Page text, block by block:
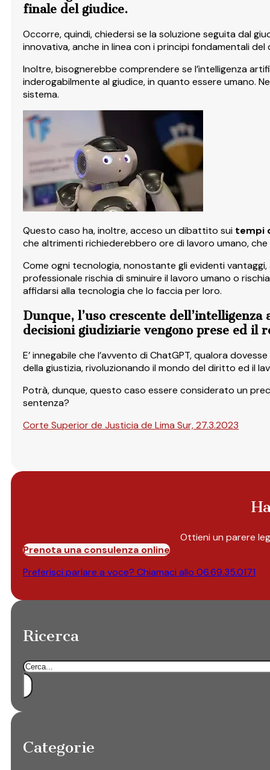
finale del giudice.
Occorre, quindi, chiedersi se la soluzione seguita dal
innovativa, anche in linea con i principi fondamentali
Inoltre, bisognerebbe comprendere se l’intelligenza
inderogabilmente al giudice, in quanto essere umano.
sistema.
Questo caso ha, inoltre, acceso un dibattito sui tempi
che altrimenti richiederebbero ore di lavoro umano,
Come ogni tecnologia, nonostante gli evidenti
professionale rischia di sminuire il lavoro umano o
affidarsi alla tecnologia che lo faccia per loro.
Dunque, l’uso crescente
decisioni giudiziarie vengono prese ed il
E’ innegabile che l’avvento di ChatGPT, qualora
della giustizia, rivoluzionando il mondo del diritto ed il
Potrà, dunque, questo caso essere considerato un
sentenza?
Corte Superior de Justicia de Lima Sur, 27.3.2023
Ottieni un parere
Prenota una consulenza online
Preferisci parlare a voce? Chiamaci allo 06.69.35.0171
Ricerca
Cerca
Categorie